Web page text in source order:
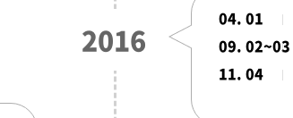
2016
04. 01
09. 02~03
11. 04